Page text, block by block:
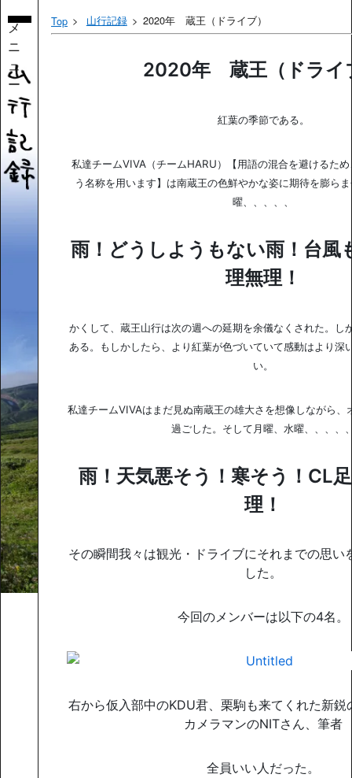
メ
ニ
ュ
ー
Top 山行記録 2020年 蔵王（ドライブ）
2020年 蔵王（ドライ
紅葉の季節である。
私達チームVIVA（チームHARU）【用語の混合を避けるた
う名称を用います】は南蔵王の色鮮やかな姿に期待を膨ら
曜、、、、、
雨！どうしようもない雨！台風
理無理！
かくして、蔵王山行は次の週への延期を余儀なくされた。し
ある。もしかしたら、より紅葉が色づいていて感動はより深
い。
私達チームVIVAはまだ見ぬ南蔵王の雄大さを想像しながら、
過ごした。そして月曜、水曜、、、、
雨！ 天気悪そう！寒そう！CL
理！
その瞬間我々は観光・ドライブにそれまでの思い
した。
今回のメンバーは以下の4名。
右から仮入部中のKDU君、栗駒も来てくれた新鋭
カメラマンのNITさん、筆者
全員いい人だった。